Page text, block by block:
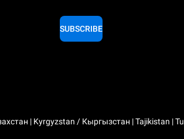
SUBSCRIBE
| Kyrgyzstan / Кыргызстан | Tajikistan |